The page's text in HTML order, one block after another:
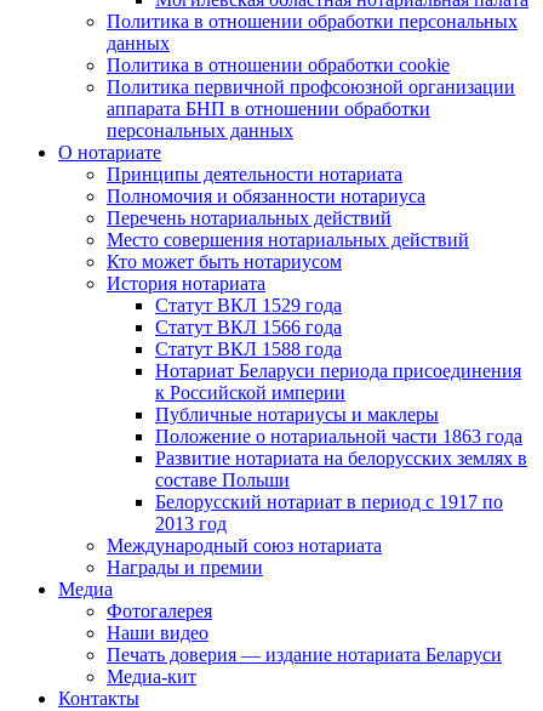
Политика в отношении обработки персональных
данных
Политика в отношении обработки cookie
Политика первичной профсоюзной организации
аппарата БНП в отношении обработки
персональных данных
О нотариате
Принципы деятельности нотариата
Полномочия и обязанности нотариуса
Перечень нотариальных действий
Место совершения нотариальных действий
Кто может быть нотариусом
История нотариата
Статут ВКЛ 1529 года
Статут ВКЛ 1566 года
Статут ВКЛ 1588 года
Нотариат Беларуси периода присоединения
к Российской империи
Публичные нотариусы и маклеры
Положение о нотариальной части 1863 года
Развитие нотариата на белорусских землях в
составе Польши
Белорусский нотариат в период с 1917 по
2013 год
Международный союз нотариата
Награды и премии
Медиа
Фотогалерея
Наши видео
Печать доверия — издание нотариата Беларуси
Медиа-кит
Контакты